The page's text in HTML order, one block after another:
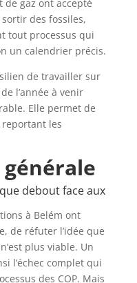
gaz ont accepté
des fossiles,
tout processus qui
un calendrier précis.
de travailler sur
l’année à venir
Elle permet de
les
générale
debout face aux
à Belém ont
de réfuter l’idée que
plus viable. Un
l’échec complet qui
des COP. Mais